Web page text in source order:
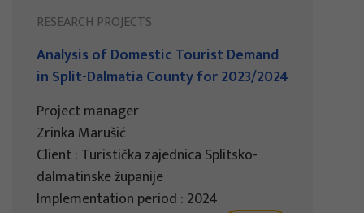
RESEARCH PROJECTS
Analysis of Domestic Tourist Demand
in Split-Dalmatia County for 2023/2024
Project manager
Zrinka Marušić
Client : Turistička zajednica Splitsko-
dalmatinske županije
Implementation period : 2024